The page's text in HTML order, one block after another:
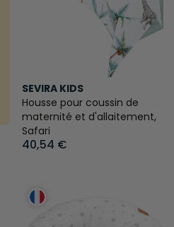
SEVIRA KIDS
Housse pour coussin de
maternité et d'allaitement,
Safari
40,54 €